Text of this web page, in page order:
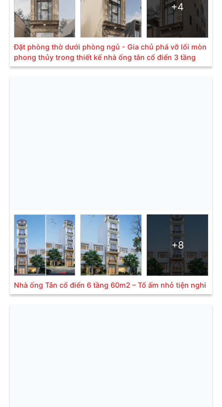
+4
Đặt phòng thờ dưới phòng ngủ - Gia chủ phá vỡ lối mòn
phong thủy trong thiết kế nhà ống tân cổ điển 3 tầng
+8
Nhà ống Tân cổ điển 6 tầng 60m2 – Tổ ấm nhỏ tiện nghi